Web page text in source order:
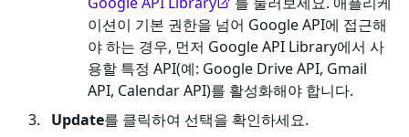
이션이 기본 권한을 넘어 Google API에 접근해
야 하는 경우, 먼저 Google API Library에서 사
용할 특정 API(예: Google Drive API, Gmail
API, Calendar API)를 활성화해야 합니다.
Update를 클릭하여 선택을 확인하세요.